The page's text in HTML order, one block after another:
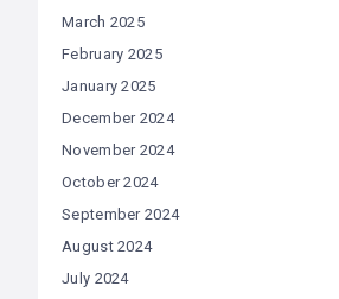
March 2025
February 2025
January 2025
December 2024
November 2024
October 2024
September 2024
August 2024
July 2024